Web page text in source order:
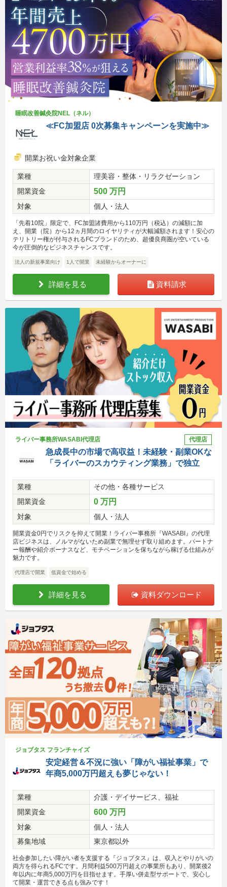
睡眠改善鍼灸院NEL（ネル）
≪FC加盟店 0次募集キャンペーンを実施中≫
開業お祝い金対象企業
業種
理美容・整体・リラクゼーション
開業資金
500 万円
対象 個人・法人
「先着10院」限定で、FC加盟諸費用から110万円（税込）の減額に加
え、開業（院）から12ヵ月間のロイヤリティが大幅減額されます！安心の
テリトリー権が付与されるFCブランドのため、超優良商圏が空いている
今が圧倒的なビジネスチャンスです。
法人の新規事業向け 1人で開業 未経験からオーナーに
詳細を見る 資料請求
ライバー事務所WASABI代理店 代理店
急成長中の市場で高収益！未経験・副業OKな
「ライバーのスカウティング業務」で独立
業種
その他・各種サービス
開業資金
0 万円
対象 個人・法人
開業資金0円でリスクを抑えて開業！ライバー事務所『WASABI』の代理
店ビジネスは、ノルマがないため副業で無理せず取り組めます。パートナ
ー報酬や紹介ボーナスなど、モチベーションを保ちながら稼げる仕組みが
魅力です。
代理店で開業 低資金で始める
詳細を見る 資料ダウンロード
ジョブタス フランチャイズ
安定経営＆不況に強い「障がい福祉事業」で
年商5,000万円超えも夢じゃない！
業種
介護・デイサービス、福祉
開業資金
600 万円
対象
個人・法人
募集地域
東京都以外
社会参加したい障がい者を支援する『ジョブタス』は、収入とやりがいの
両方を得られるFCです。月間利益500万円超えの事業所もあり、開業後2
年以内に年商5,000万円を目指せます。手厚い併走型サポートで、安心し
て開業・運営できる点も強みです！